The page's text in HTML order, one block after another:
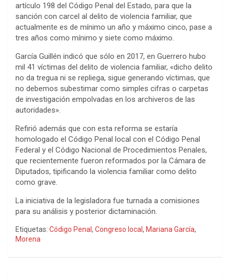
artículo 198 del Código Penal del Estado, para que la
sanción con carcel al delito de violencia familiar, que
actualmente es de mínimo un año y máximo cinco, pase a
tres años como mínimo y siete como máximo.
García Guillén indicó que sólo en 2017, en Guerrero hubo
mil 41 víctimas del delito de violencia familiar, «dicho delito
no da tregua ni se repliega, sigue generando víctimas, que
no debemos subestimar como simples cifras o carpetas
de investigación empolvadas en los archiveros de las
autoridades».
Refirió además que con esta reforma se estaría
homologado el Código Penal local con el Código Penal
Federal y el Código Nacional de Procedimientos Penales,
que recientemente fueron reformados por la Cámara de
Diputados, tipificando la violencia familiar como delito
como grave.
La iniciativa de la legisladora fue turnada a comisiones
para su análisis y posterior dictaminación.
Etiquetas: Código Penal , Congreso local , Mariana García,
Morena